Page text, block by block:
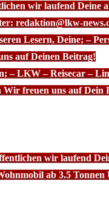
wir laufend Deine
redaktion@lkw-
Lesern, Deine; –
auf Deinen Beitrag!
– LKW – Reisecar –
freuen uns auf Dein
wir laufend
ab 3.5